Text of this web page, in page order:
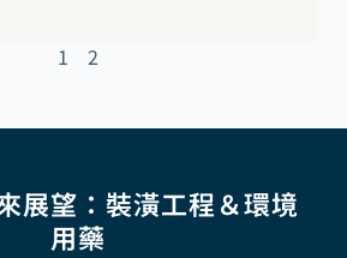
1 2
展望：裝潢工程＆環境
用藥